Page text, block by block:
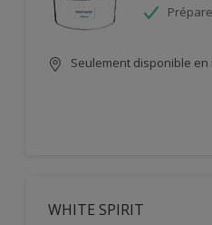
Seulement disponible en
WHITE SPIRIT